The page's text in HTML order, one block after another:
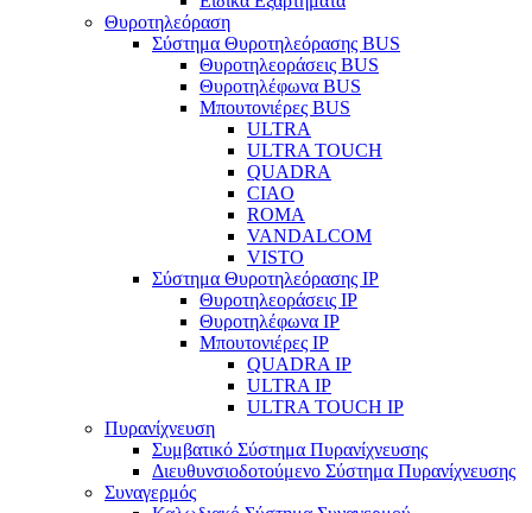
Θυροτηλεόραση
Σύστημα Θυροτηλεόρασης BUS
Θυροτηλεοράσεις BUS
Θυροτηλέφωνα BUS
Μπουτονιέρες BUS
ULTRA
ULTRA TOUCH
QUADRA
CIAO
ROMA
VANDALCOM
VISTO
Σύστημα Θυροτηλεόρασης IP
Θυροτηλεοράσεις IP
Θυροτηλέφωνα IP
Μπουτονιέρες IP
QUADRA IP
ULTRA IP
ULTRA TOUCH IP
Πυρανίχνευση
Συμβατικό Σύστημα Πυρανίχνευσης
Διευθυνσιοδοτούμενο Σύστημα Πυρανίχνευσης
Συναγερμός